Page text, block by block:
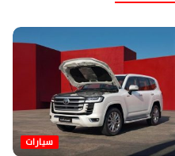
سيارات